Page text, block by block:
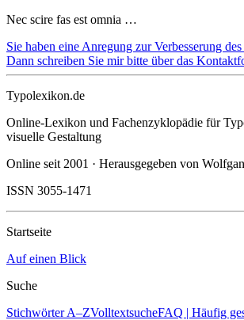
Nec scire fas est omnia …
Sie haben eine Anregung zur Verbesserung
Dann schreiben Sie mir bitte über das
Typolexikon.de
Online-Lexikon und Fachenzyklopädie für
visuelle Gestaltung
Online seit 2001 · Herausgegeben von
ISSN 3055-1471
Startseite
Auf einen Blick
Suche
Stichwörter A–ZVolltextsucheFAQ | Häufig